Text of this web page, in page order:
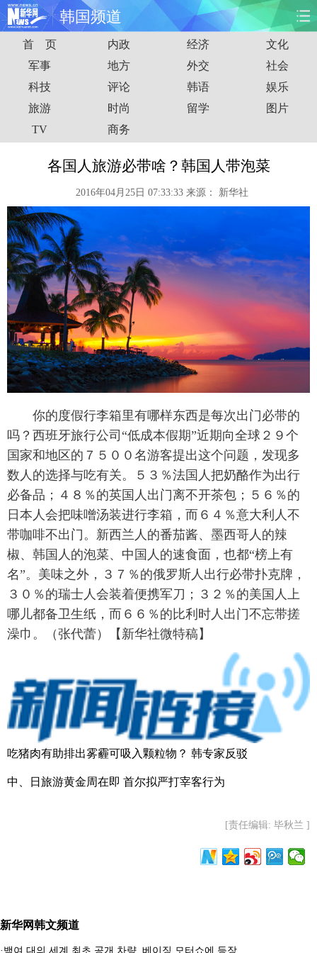
韩国频道
首页 时政 国际 财经
娱乐 体育 人事 教育
时尚 思客
港澳 台湾 华人 汽车
能源 房产
图片 视频
旅游 健康 信息化 数据
金融 公益 无人机
富媒体 摄影
新华电视中文 新华电视英文
首 页 内政 经济
文化
军事
地方 外交
社会
科技
评论 韩语
娱乐
旅游
时尚 留学
图片
TV
商务
各国人旅游必带啥？韩国人带泡菜
2016年04月25日 07:33:33 来源： 新华社
你的度假行李箱里有哪样东西是每次出门必带的
吗？西班牙旅行公司“低成本假期”近期向全球２９个
国家和地区的７５００名游客提出这个问题，发现多
数人的选择与吃有关。５３％法国人把奶酪作为出行
必备品；４８％的英国人出门离不开茶包；５６％的
日本人会把味噌汤装进行李箱，而６４％意大利人不
带咖啡不出门。新西兰人的番茄酱、墨西哥人的辣
椒、韩国人的泡菜、中国人的速食面，也都“榜上有
名”。美味之外，３７％的俄罗斯人出行必带扑克牌，
３０％的瑞士人会装着便携军刀；３２％的美国人上
哪儿都备卫生纸，而６６％的比利时人出门不忘带搓
澡巾。（张代蕾）【新华社微特稿】
吃猪肉有助排出雾霾可吸入颗粒物？ 韩专家反驳
中、日旅游黄金周在即 首尔拟严打宰客行为
[责任编辑: 毕秋兰 ]
新华网韩文频道
· 백여 대의 세계 최초 공개 차량, 베이징 모터쇼에 등장